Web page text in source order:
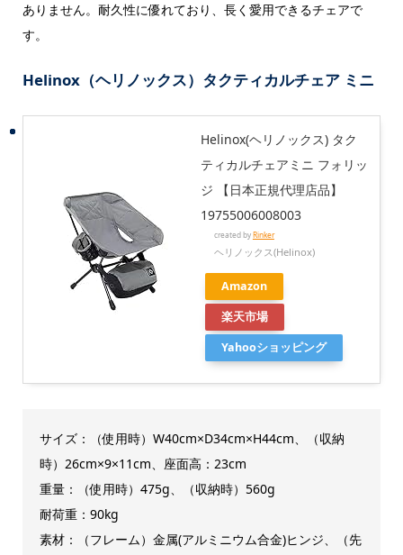
ありません。耐久性に優れており、長く愛用できるチェアで
す。
Helinox（ヘリノックス）タクティカルチェア ミニ
Helinox(ヘリノックス) タク
ティカルチェアミニ フォリッ
ジ 【日本正規代理店品】
19755006008003
created byRinker
ヘリノックス(Helinox)
Amazon
楽天市場
Yahooショッピング
サイズ：（使用時）W40cm×D34cm×H44cm、（収納
時）26cm×9×11cm、座面高：23cm
重量：（使用時）475g、（収納時）560g
耐荷重：90kg
素材：（フレーム）金属(アルミニウム合金)ヒンジ、（先